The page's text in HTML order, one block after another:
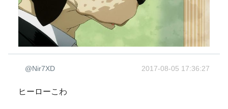
@Nir7XD 2017-08-05 17:36:27
ヒーローこわ